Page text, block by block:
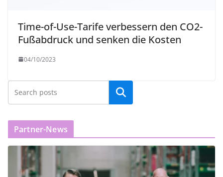
Time-of-Use-Tarife verbessern den CO2-
Fußabdruck und senken die Kosten
04/10/2023
Partner-News